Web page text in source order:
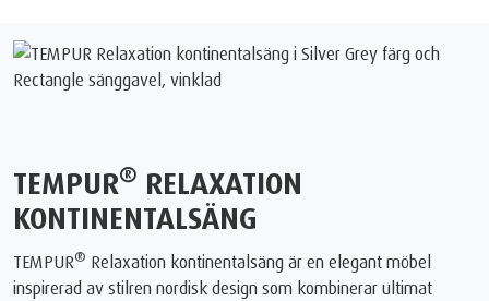
TEMPUR® RELAXATION
KONTINENTALSÄNG
TEMPUR® Relaxation kontinentalsäng är en elegant möbel
inspirerad av stilren nordisk design som kombinerar ultimat